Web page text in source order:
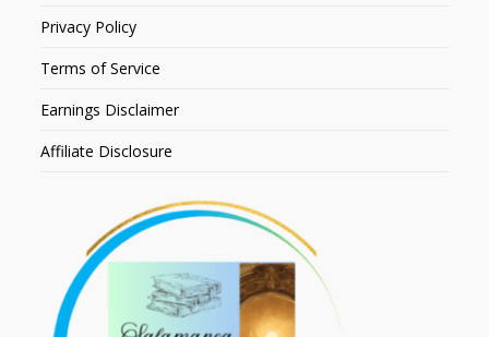
Privacy Policy
Terms of Service
Earnings Disclaimer
Affiliate Disclosure